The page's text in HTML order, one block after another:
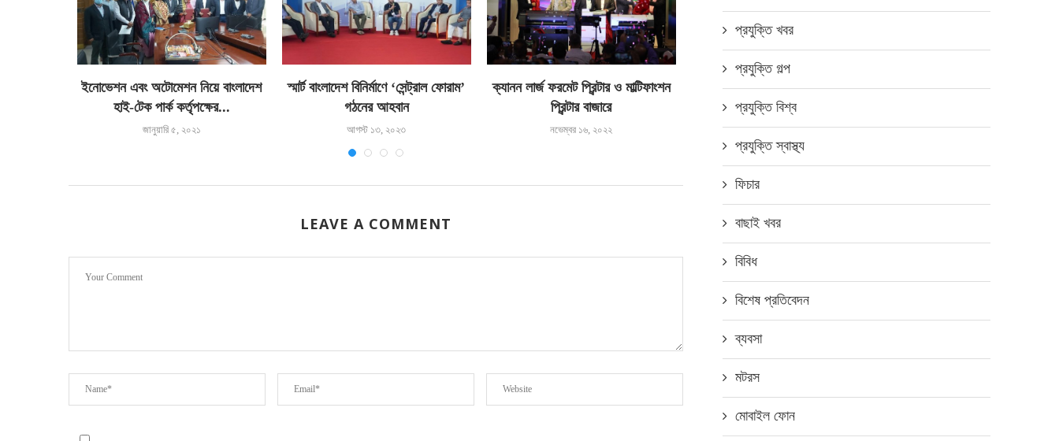
ইনোভেশন এবং অটোমেশন নিয়ে বাংলাদেশ
হাই-টেক পার্ক কর্তৃপক্ষের...
জানুয়ারি ৫, ২০২১
স্মার্ট বাংলাদেশ বিনির্মাণে ‘সেন্ট্রাল ফোরাম’
গঠনের আহবান
আগস্ট ১৩, ২০২৩
ক্যানন লার্জ ফরমেট প্রিন্টার ও মাল্টিফাংশন
প্রিন্টার বাজারে
নভেম্বর ১৬, ২০২২
রোবট দেখতেই ব্যস্ত সবাই-ডিজিটাল
ডিভাইস অ্যান্ড ইনোভেশন এক্সপো...
অক্টোবর ১৬, ২০১৯
প্রথমবারের মতো ই-সিম নিয়ে
মার্চ ৬, ২০২২
LEAVE A COMMENT
প্রযুক্তি খবর
প্রযুক্তি গল্প
প্রযুক্তি বিশ্ব
প্রযুক্তি স্বাস্থ্য
ফিচার
বাছাই খবর
বিবিধ
বিশেষ প্রতিবেদন
ব্যবসা
মটরস
মোবাইল ফোন